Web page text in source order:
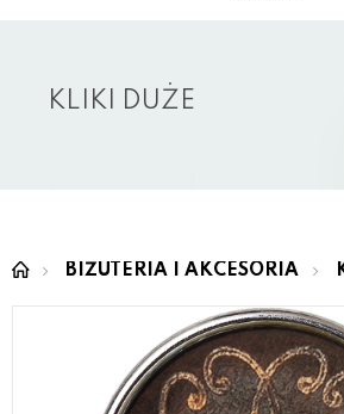
KLIKI DUŻE
BIŻUTERIA I AKCESORIA